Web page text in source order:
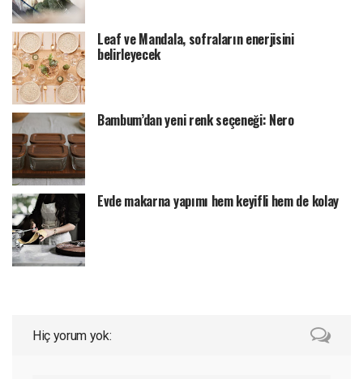
Leaf ve Mandala, sofraların enerjisini
belirleyecek
Bambum’dan yeni renk seçeneği: Nero
Evde makarna yapımı hem keyifli hem de kolay
Hiç yorum yok: